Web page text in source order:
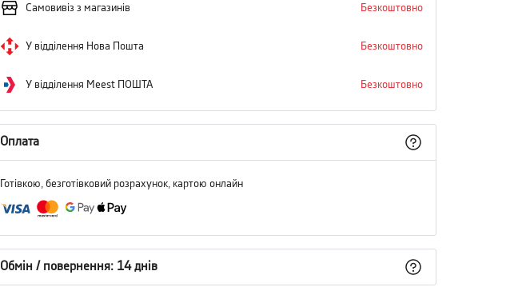
Самовивіз з магазинів Безкоштовно
У відділення Нова Пошта Безкоштовно
У відділення Meest ПОШТА Безкоштовно
Оплата
Готівкою, безготівковий розрахунок, картою онлайн
Обмін / повернення: 14 днів